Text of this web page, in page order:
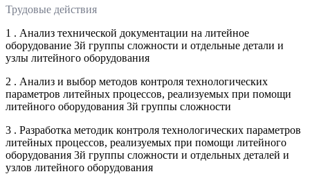
Трудовые действия
1 . Анализ технической документации на литейное
оборудование 3й группы сложности и отдельные детали и
узлы литейного оборудования
2 . Анализ и выбор методов контроля технологических
параметров литейных процессов, реализуемых при помощи
литейного оборудования 3й группы сложности
3 . Разработка методик контроля технологических параметров
литейных процессов, реализуемых при помощи литейного
оборудования 3й группы сложности и отдельных деталей и
узлов литейного оборудования